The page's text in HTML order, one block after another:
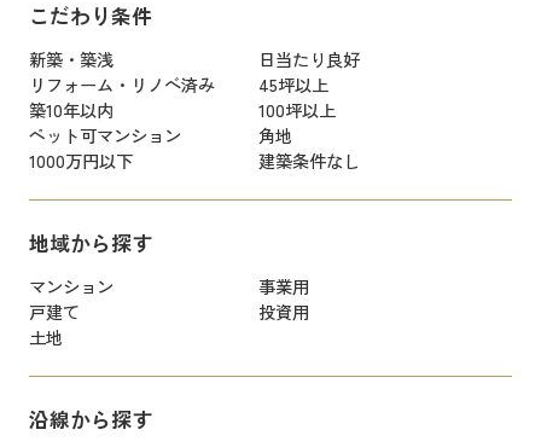
こだわり条件
新築・築浅
日当たり良好
リフォーム・リノベ済み
45坪以上
築10年以内
100坪以上
ペット可マンション
角地
1000万円以下
建築条件なし
地域から探す
マンション
事業用
戸建て
投資用
土地
沿線から探す